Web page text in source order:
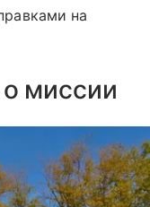
на
миссии